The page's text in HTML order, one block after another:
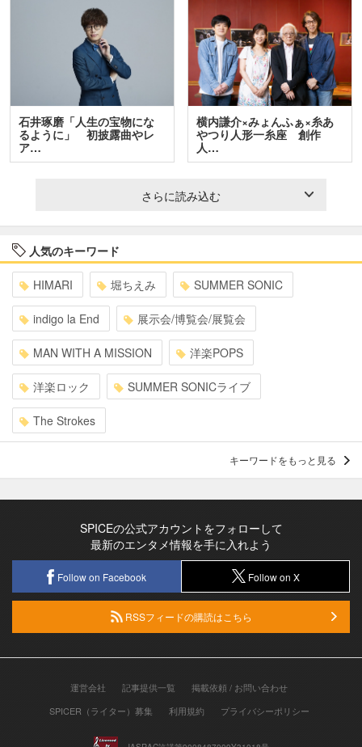
石井琢磨「人生の宝物にな
るように」 初披露曲やレ
ア…
横内謙介×みょんふぁ×糸あ
やつり人形一糸座 創作
人…
さらに読み込む
人気のキーワード
HIMARI 堀ちえみ SUMMER SONIC
indigo la End 展示会/博覧会/展覧会
MAN WITH A MISSION 洋楽POPS
洋楽ロック SUMMER SONICライブ
The Strokes
キーワードをもっと見る
SPICEの公式アカウントをフォローして
最新のエンタメ情報を手に入れよう
Follow on Facebook Follow on X
RSSフィードの購読はこちら
運営会社 記事提供一覧
掲載依頼 / お問い合わせ
SPICER（ライター）募集
利用規約 プライバシーポリシー